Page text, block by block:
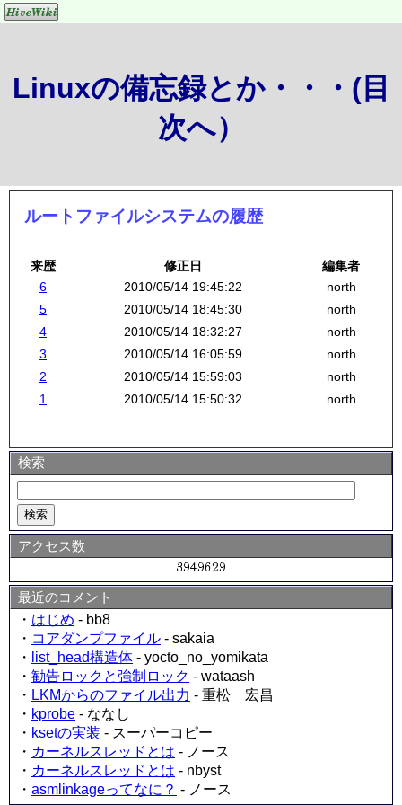
Linuxの備忘録とか・・・(目
次へ）
ルートファイルシステムの履歴
来歴 修正日
編集者
6
2010/05/14 19:45:22
north
5
2010/05/14 18:45:30
north
4
2010/05/14 18:32:27
north
3
2010/05/14 16:05:59
north
2
2010/05/14 15:59:03
north
1
2010/05/14 15:50:32 north
検索
アクセス数
最近のコメント
・ はじめ - bb8
・ コアダンプファイル - sakaia
・
list_head構造体 - yocto_no_yomikata
・ 勧告ロックと強制ロック - wataash
・ LKMからのファイル出力 - 重松 宏昌
・ kprobe - ななし
・ ksetの実装 - スーパーコピー
・ カーネルスレッドとは - ノース
・ カーネルスレッドとは - nbyst
・ asmlinkageってなに？ - ノース